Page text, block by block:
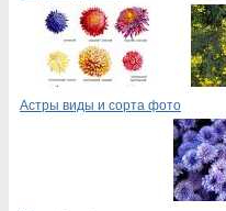
Астры виды и сорта фото